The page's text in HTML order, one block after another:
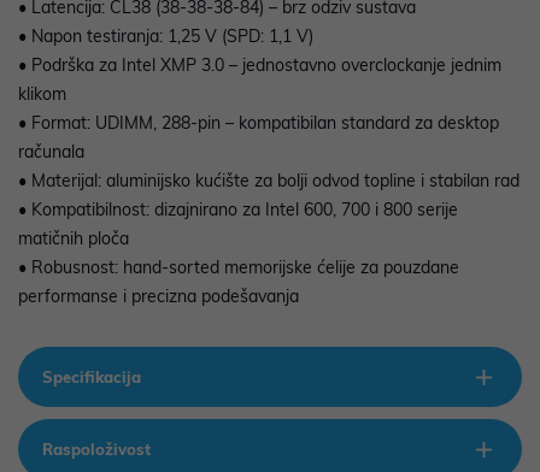
• Latencija: CL38 (38-38-38-84) – brz odziv sustava
• Napon testiranja: 1,25 V (SPD: 1,1 V)
• Podrška za Intel XMP 3.0 – jednostavno overclockanje jednim
klikom
• Format: UDIMM, 288-pin – kompatibilan standard za desktop
računala
• Materijal: aluminijsko kućište za bolji odvod topline i stabilan rad
• Kompatibilnost: dizajnirano za Intel 600, 700 i 800 serije
matičnih ploča
• Robusnost: hand-sorted memorijske ćelije za pouzdane
performanse i precizna podešavanja
Specifikacija
Raspoloživost